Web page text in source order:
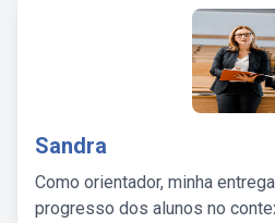
Sandra
Como orientador, minha
progresso dos alunos no